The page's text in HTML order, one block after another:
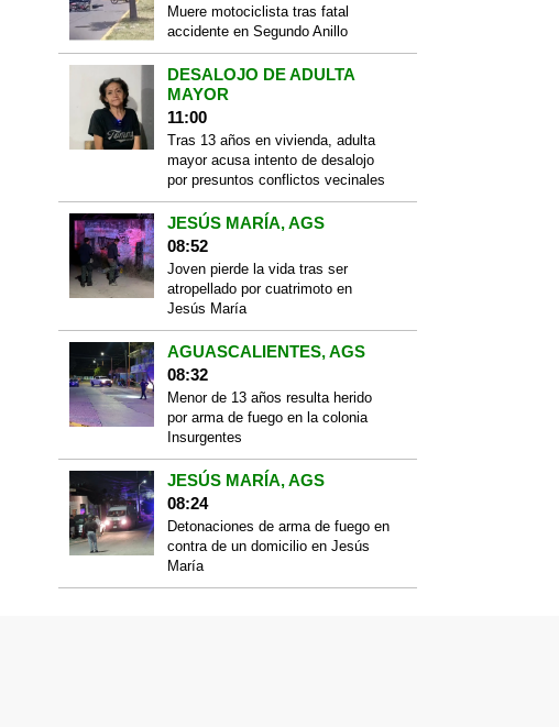
Muere motociclista tras fatal
accidente en Segundo Anillo
DESALOJO DE ADULTA
MAYOR
11:00
Tras 13 años en vivienda, adulta
mayor acusa intento de desalojo
por presuntos conflictos vecinales
JESÚS MARÍA, AGS
08:52
Joven pierde la vida tras ser
atropellado por cuatrimoto en
Jesús María
AGUASCALIENTES, AGS
08:32
Menor de 13 años resulta herido
por arma de fuego en la colonia
Insurgentes
JESÚS MARÍA, AGS
08:24
Detonaciones de arma de fuego en
contra de un domicilio en Jesús
María